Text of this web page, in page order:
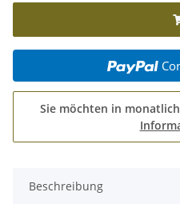
Sie möchten in
Beschreibung